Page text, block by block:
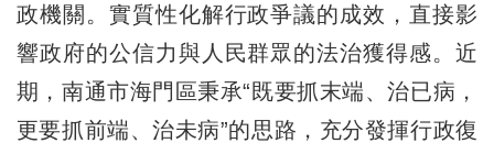
政機關。實質性化解行政爭議的成效，直接影
響政府的公信力與人民群眾的法治獲得感。近
期，南通市海門區秉承“既要抓末端、治已病，
更要抓前端、治未病”的思路，充分發揮行政復